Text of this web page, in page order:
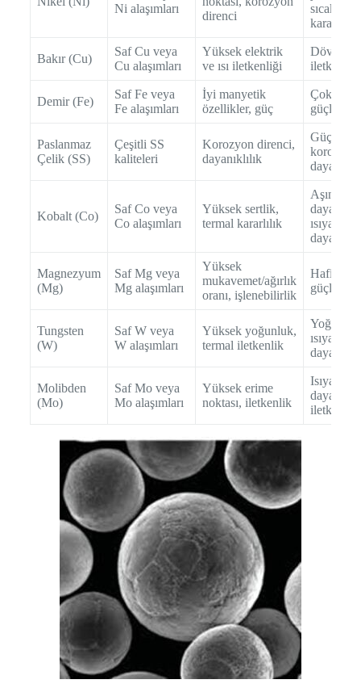
Ni alaşımları
direnci
sıcaklık
kararlılığı
Bakır (Cu)
Saf Cu veya
Cu alaşımları
Yüksek elektrik
ve ısı iletkenliği
iletken
Demir (Fe)
Saf Fe veya
Fe alaşımları
İyi manyetik
özellikler, güç
Çok
güçlü
Paslanmaz
Çelik (SS)
Çeşitli SS
kaliteleri
Korozyon direnci,
dayanıklılık
Güçlü,
dayanıklı
Kobalt (Co)
Saf Co veya
Co alaşımları
Yüksek sertlik,
termal kararlılık
Aşınmaya
dayanıklı,
ısıya
dayanıklı
Magnezyum
(Mg)
Saf Mg veya
Mg alaşımları
Yüksek
mukavemet/ağırlık
oranı, işlenebilirlik
Hafif,
güçlü
Tungsten
(W)
Saf W veya
W alaşımları
Yüksek yoğunluk,
termal iletkenlik
Yoğun,
ısıya
dayanıklı
Molibden
(Mo)
Saf Mo veya
Mo alaşımları
Yüksek erime
noktası, iletkenlik
Isıya
dayanıklı,
iletken